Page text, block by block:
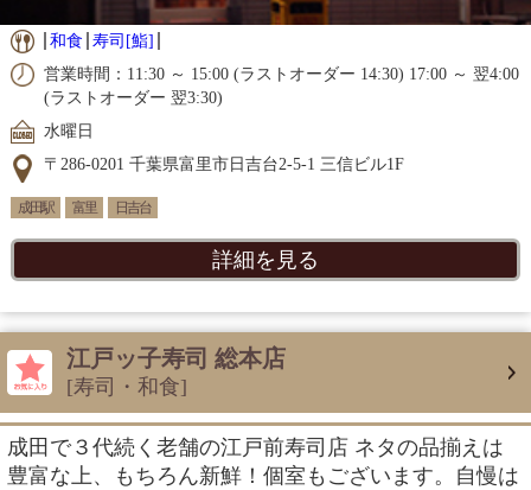
和食 寿司[鮨]
営業時間：11:30 ～ 15:00 (ラストオーダー 14:30) 17:00 ～ 翌4:00
(ラストオーダー 翌3:30)
水曜日
〒286-0201 千葉県富里市日吉台2-5-1 三信ビル1F
成田駅 富里 日吉台
詳細を見る
江戸ッ子寿司 総本店
[寿司・和食]
成田で３代続く老舗の江戸前寿司店 ネタの品揃えは
豊富な上、もちろん新鮮！個室もございます。自慢は